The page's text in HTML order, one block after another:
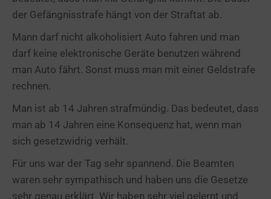
der Gefängnisstrafe hängt von der Straftat ab.
Mann darf nicht alkoholisiert Auto fahren und man
darf keine elektronische Geräte benutzen während
man Auto fährt. Sonst muss man mit einer Geldstrafe
rechnen.
Man ist ab 14 Jahren strafmündig. Das bedeutet, dass
man ab 14 Jahren eine Konsequenz hat, wenn man
sich gesetzwidrig verhält.
Für uns war der Tag sehr spannend. Die Beamten
waren sehr sympathisch und haben uns die Gesetze
sehr genau erklärt. Wir haben sehr viel gelernt und